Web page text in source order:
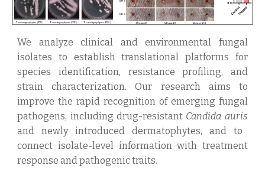
We analyze clinical and environmental fungal
isolates to establish translational platforms for
species identification, resistance profiling, and
strain characterization. Our research aims to
improve the rapid recognition of emerging fungal
pathogens, including drug-resistant Candida auris
and newly introduced dermatophytes, and to
connect isolate-level information with treatment
response and pathogenic traits.